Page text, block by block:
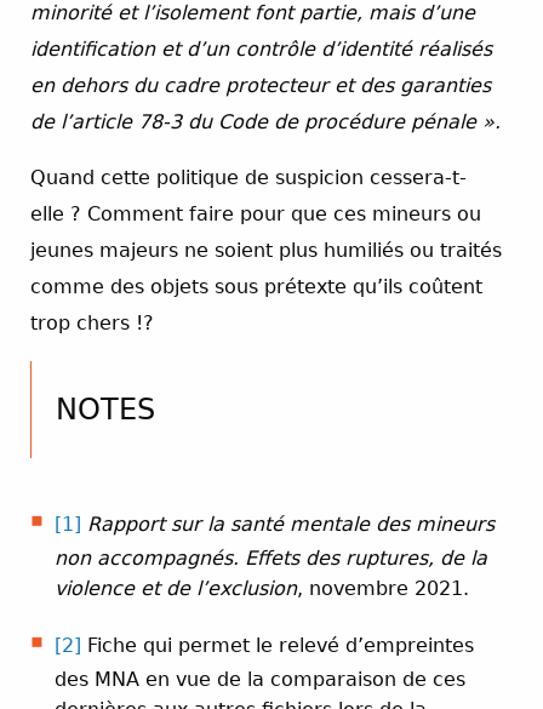
minorité et l’isolement font partie, mais d’une
identification et d’un contrôle d’identité réalisés
en dehors du cadre protecteur et des garanties
de l’article 78-3 du Code de procédure pénale ».
Quand cette politique de suspicion cessera-t-
elle ? Comment faire pour que ces mineurs ou
jeunes majeurs ne soient plus humiliés ou traités
comme des objets sous prétexte qu’ils coûtent
trop chers !?
NOTES
[1] Rapport sur la santé mentale des mineurs
non accompagnés. Effets des ruptures, de la
violence et de l’exclusion, novembre 2021.
[2] Fiche qui permet le relevé d’empreintes
des MNA en vue de la comparaison de ces